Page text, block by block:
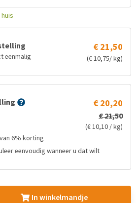
eenmalig
€ 21,50
(€ 10,75/ kg)
€ 20,20
€ 21,50
(€ 10,10 / kg)
6% korting
eenvoudig wanneer u dat wilt
In winkelmandje